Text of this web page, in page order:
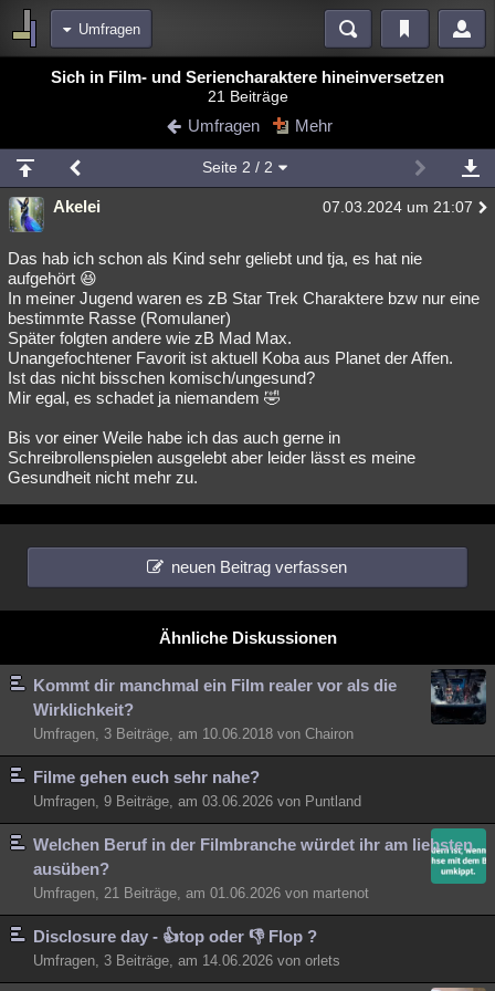
Umfragen
Bereiche
Blogs
Chat Wiki Neuigkeiten
meine Rubriken
Menschen Mystery Kriminalfälle
Spiritualität Verschwörungen Technologie Ufologie
Natur Umfragen Unterhaltung
weitere Rubriken
Philosophie Träume Orte Esoterik Literatur
Astronomie Helpdesk Gruppen
Musik Clash Verbesserungen Allmystery English
Übersichten
Schlüsselwörter
Sich in Film- und Seriencharaktere hineinversetzen
21 Beiträge
Umfragen Mehr
Seite 2 / 2
Akelei 07.03.2024 um 21:07
Das hab ich schon als Kind sehr geliebt und tja, es hat nie
aufgehört 😆
In meiner Jugend waren es zB Star Trek Charaktere bzw nur eine
bestimmte Rasse (Romulaner)
Später folgten andere wie zB Mad Max.
Unangefochtener Favorit ist aktuell Koba aus Planet der Affen.
Ist das nicht bisschen komisch/ungesund?
Mir egal, es schadet ja niemandem 🤣
Bis vor einer Weile habe ich das auch gerne in
Schreibrollenspielen ausgelebt aber leider lässt es meine
Gesundheit nicht mehr zu.
neuen Beitrag verfassen
Ähnliche Diskussionen
Kommt dir manchmal ein Film realer vor als die
Wirklichkeit?
Umfragen, 3 Beiträge, am 10.06.2018 von Chairon
Filme gehen euch sehr nahe?
Umfragen, 9 Beiträge, am 03.06.2026 von Puntland
Welchen Beruf in der Filmbranche würdet ihr am liebsten
ausüben?
Umfragen, 21 Beiträge, am 01.06.2026 von martenot
Disclosure day - 👍top oder 👎 Flop ?
Umfragen, 3 Beiträge, am 14.06.2026 von orlets